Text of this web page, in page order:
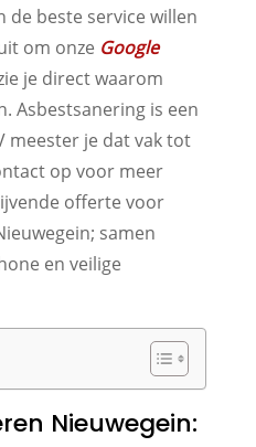
de beste service willen
om onze Google
je direct waarom
Asbestsanering is een
meester je dat vak tot
op voor meer
offerte voor
samen
en veilige
Nieuwegein: